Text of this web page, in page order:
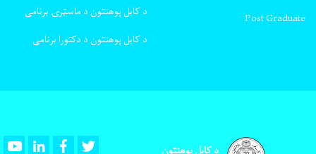
Post Graduate
د کابل پوهنتون د ماسټرۍ برنامی
د کابل پوهنتون د دکتورا برنامی
د کابل پوهنتون YoutubeLinkedInFacebook